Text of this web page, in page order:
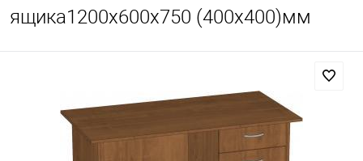
ящика1200х600х750 (400х400)мм